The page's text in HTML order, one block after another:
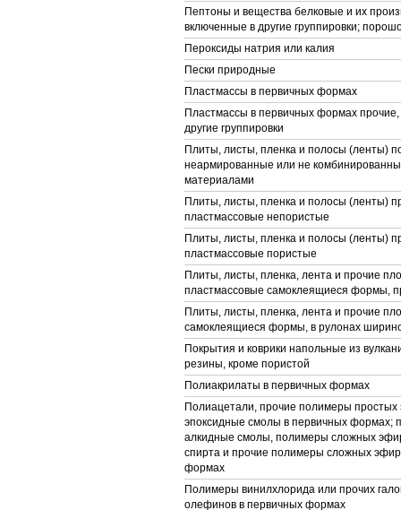
Пептоны и вещества белковые и их
включенные в другие группировки;
Пероксиды натрия или калия
Пески природные
Пластмассы в первичных формах
Пластмассы в первичных формах
другие группировки
Плиты, листы, пленка и полосы (ленты)
неармированные или не
материалами
Плиты, листы, пленка и полосы (ленты)
пластмассовые непористые
Плиты, листы, пленка и полосы (ленты)
пластмассовые пористые
Плиты, листы, пленка, лента и прочие
пластмассовые самоклеящиеся формы,
Плиты, листы, пленка, лента и прочие
самоклеящиеся формы, в рулонах
Покрытия и коврики напольные из
резины, кроме пористой
Полиакрилаты в первичных формах
Полиацетали, прочие полимеры простых
эпоксидные смолы в первичных формах;
алкидные смолы, полимеры сложных
спирта и прочие полимеры сложных
формах
Полимеры винилхлорида или прочих
олефинов в первичных формах